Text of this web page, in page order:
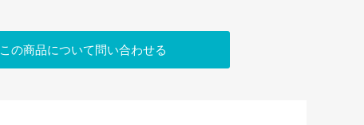
この商品について問い合わせる